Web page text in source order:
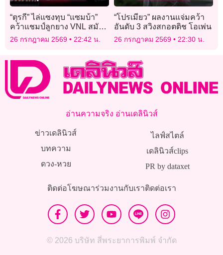
“ตุรกี” ไล่แซงทุบ “แซมบ้า”
คว้าแชมป์ลูกยาง VNL สมัย
2
26 กรกฎาคม 2569 22:42 น.
“โปรเมียว” ผลงานแจ่มคว้า
อันดับ 3 สวิงสกอตติช โอเพ่น
26 กรกฎาคม 2569 22:30 น.
อ่านความจริง อ่านเดลินิวส์
ข่าวเดลินิวส์
บทความ
ดวง-หวย
ไลฟ์สไตล์
เดลินิวส์clips
PR by dataxet
ติดต่อโฆษณาร่วมงานกับเราติดต่อเรา
© 2026 บริษัท สี่พระยาการพิมพ์ จำกัด